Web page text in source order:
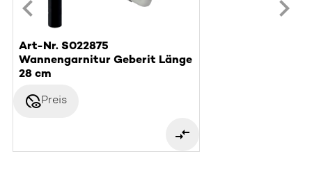
Art-Nr. S022875
Wannengarnitur Geberit Länge
28 cm
disabled_visiblePreis